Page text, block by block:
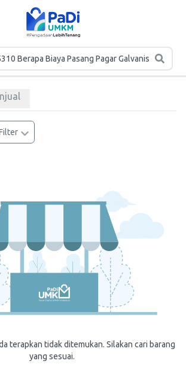
terapkan tidak ditemukan. Silakan cari barang
yang sesuai.